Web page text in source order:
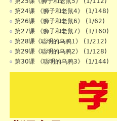
第24课 《狮子和老鼠4》 (1/148)
第26课 《狮子和老鼠6》 (1/62)
第27课 《狮子和老鼠7》 (1/160)
第28课《聪明的乌鸦1》 (1/212)
第29课《聪明的乌鸦2》 (1/128)
第30课 《聪明的乌鸦3》 (1/144)